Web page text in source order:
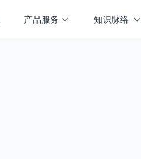
产品服务 知识脉络